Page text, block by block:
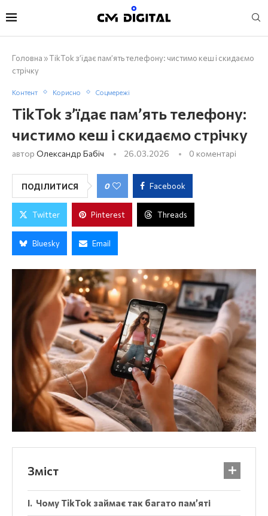
Головна »TikTok з’їдає пам’ять телефону: чистимо кеш і скидаємо
стрічку
Контент Корисно Соцмережі
TikTok з’їдає пам’ять телефону:
чистимо кеш і скидаємо стрічку
автор Олександр Бабіч 26.03.2026 0 коментарі
ПОДІЛИТИСЯ 0 Facebook
Twitter Pinterest Threads
Bluesky Email
Зміст
Чому TikTok займає так багато пам’яті